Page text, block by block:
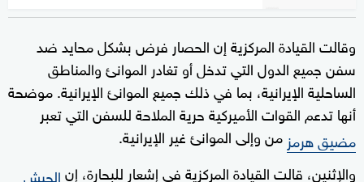
وقالت القيادة المركزية إن الحصار فرض بشكل محايد ضد
سفن جميع الدول التي تدخل أو تغادر الموانئ والمناطق
الساحلية الإيرانية، بما في ذلك جميع الموانئ الإيرانية. موضحة
أنها تدعم القوات الأميركية حرية الملاحة للسفن التي تعبر
مضيق هرمز من وإلى الموانئ غير الإيرانية.
والإثنين، قالت القيادة ​المركزية في ⁠إشعار للبحارة، إنالجيش ​